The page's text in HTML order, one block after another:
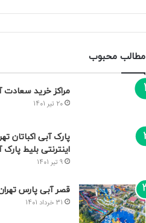
مطالب محبوب
مراکز خرید سعادت‌
20 تیر 1401
پارک آبی اکباتان
اینترنتی بلیط پارک
9 تیر 1401
قصر آبی پارس
31 خرداد 1401